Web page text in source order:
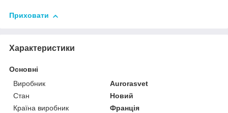
Приховати
Характеристики
Основні
Виробник
Аurorasvet
Стан
Новий
Країна виробник
Франція